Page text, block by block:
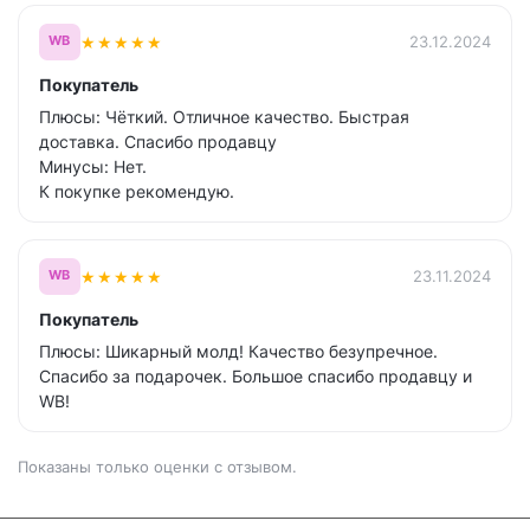
WB ★★★★★ 23.12.2024
Покупатель
Плюсы: Чёткий. Отличное качество. Быстрая
доставка. Спасибо продавцу
Минусы: Нет.
К покупке рекомендую.
WB ★★★★★ 23.11.2024
Покупатель
Плюсы: Шикарный молд! Качество безупречное.
Спасибо за подарочек. Большое спасибо продавцу и
WB!
Показаны только оценки с отзывом.